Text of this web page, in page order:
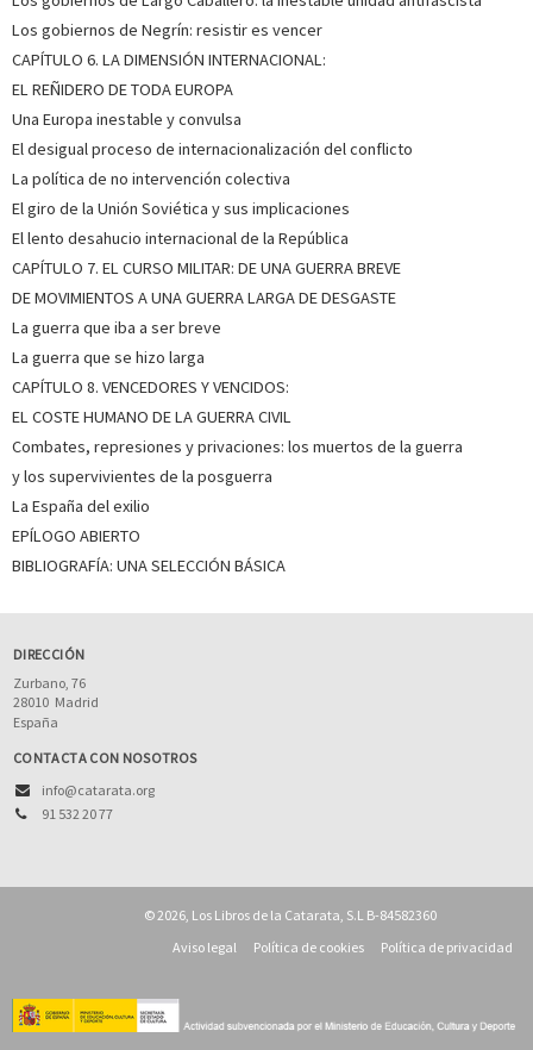
Los gobiernos de Negrín: resistir es vencer
CAPÍTULO 6. LA DIMENSIÓN INTERNACIONAL:
EL REÑIDERO DE TODA EUROPA
Una Europa inestable y convulsa
El desigual proceso de internacionalización del conflicto
La política de no intervención colectiva
El giro de la Unión Soviética y sus implicaciones
El lento desahucio internacional de la República
CAPÍTULO 7. EL CURSO MILITAR: DE UNA GUERRA BREVE
DE MOVIMIENTOS A UNA GUERRA LARGA DE DESGASTE
La guerra que iba a ser breve
La guerra que se hizo larga
CAPÍTULO 8. VENCEDORES Y VENCIDOS:
EL COSTE HUMANO DE LA GUERRA CIVIL
Combates, represiones y privaciones: los muertos de la guerra
y los supervivientes de la posguerra
La España del exilio
EPÍLOGO ABIERTO
BIBLIOGRAFÍA: UNA SELECCIÓN BÁSICA
DIRECCIÓN
Zurbano, 76
28010 Madrid
España
CONTACTA CON NOSOTROS
info@catarata.org
91 532 20 77
© 2026, Los Libros de la Catarata, S.L B-84582360
Aviso legal
Política de cookies Política de privacidad